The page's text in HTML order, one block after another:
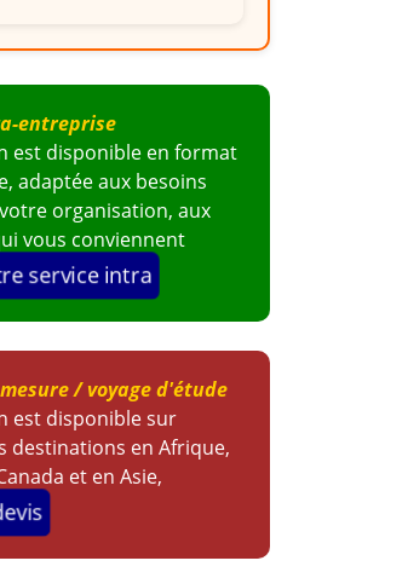
entreprise
est disponible en format
adaptée aux besoins
organisation, aux
vous conviennent
service intra
/ voyage d'étude
est disponible sur
destinations en Afrique,
et en Asie,